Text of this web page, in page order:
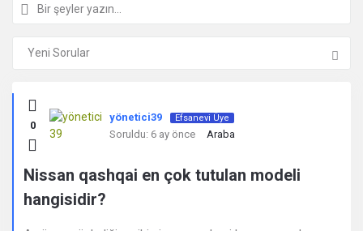
Kullanıcı
Yorumları
ve
Deneyimleri
0
yönetici39 Efsanevi Üye
Soruldu: 6 ay önce Araba
Nissan qashqai en çok tutulan modeli
hangisidir?